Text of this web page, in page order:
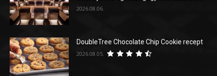
2026.08.06.
DoubleTree Chocolate Chip Cookie recept
2026.08.05.